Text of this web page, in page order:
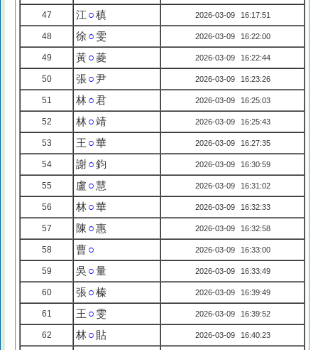
47 江 ○稹 2026-03-09 16:17:51
48 徐 ○ 雯 2026-03-09 16:22:00
49 黃○菱 2026-03-09 16:22:44
50 張○尹 2026-03-09 16:23:26
51 林○君 2026-03-09 16:25:03
52 林○靖 2026-03-09 16:25:43
53 王 ○華 2026-03-09 16:27:35
54 謝○鈞 2026-03-09 16:30:59
55 盧 ○慧 2026-03-09 16:31:02
56 林○華 2026-03-09 16:32:33
57 陳 ○惠 2026-03-09 16:32:58
58 曹○ 2026-03-09 16:33:00
59 吳 ○量 2026-03-09 16:33:49
60 張○榛 2026-03-09 16:39:49
61 王 ○ 雯 2026-03-09 16:39:52
62 林○ 貼 2026-03-09 16:40:23